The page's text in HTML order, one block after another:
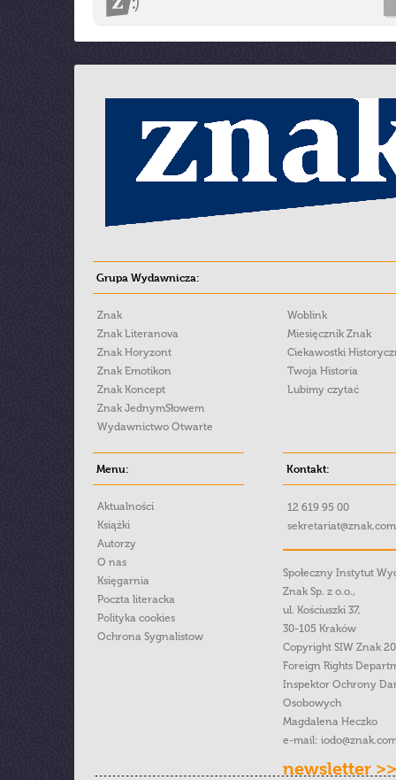
Grupa Wydawnicza:
Znak
Znak Literanova
Znak Horyzont
Znak Emotikon
Znak Koncept
Znak JednymSłowem
Wydawnictwo Otwarte
Woblink
Miesięcznik Znak
Ciekawostki
Twoja Historia
Lubimy czytać
Menu:
Aktualności
Książki
Autorzy
O nas
Księgarnia
Poczta literacka
Polityka cookies
Ochrona Sygnalistow
Kontakt:
12 619 95 00
Społeczny Instytut
Znak Sp. z o.o.,
ul. Kościuszki 37,
30-105 Kraków
Copyright SIW Znak
Foreign Rights
Inspektor Ochrony
Osobowych
Magdalena Heczko
e-mail:
newsletter >>